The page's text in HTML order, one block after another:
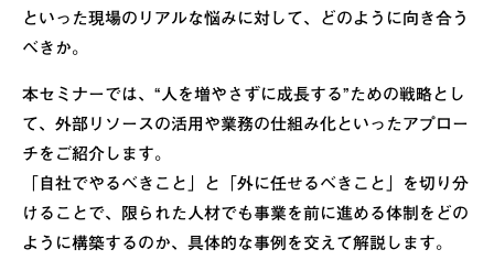
といった現場のリアルな悩みに対して、どのように向き合う
べきか。
本セミナーでは、“人を増やさずに成長する”ための戦略とし
て、外部リソースの活用や業務の仕組み化といったアプロー
チをご紹介します。
「自社でやるべきこと」と「外に任せるべきこと」を切り分
けることで、限られた人材でも事業を前に進める体制をどの
ように構築するのか、具体的な事例を交えて解説します。